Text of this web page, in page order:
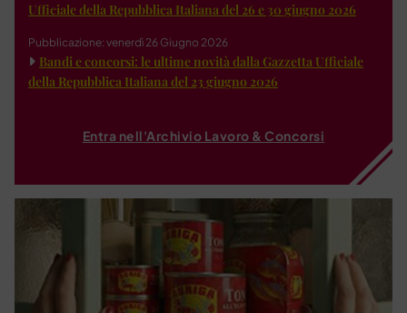
Ufficiale della Repubblica Italiana del 26 e 30 giugno 2026
Pubblicazione: venerdì 26 Giugno 2026
Bandi e concorsi: le ultime novità dalla Gazzetta Ufficiale
della Repubblica Italiana del 23 giugno 2026
Entra nell'Archivio Lavoro & Concorsi